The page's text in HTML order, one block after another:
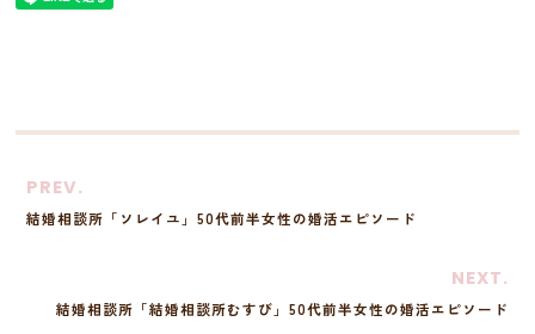
PREV.
結婚相談所「ソレイユ」50代前半女性の婚活エピソード
NEXT.
結婚相談所「結婚相談所むすび」50代前半女性の婚活エピソード